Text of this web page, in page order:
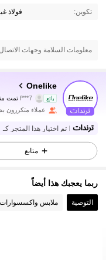
تكوين: فولاذ
معلومات السلامة وجهات الاتصال
Onelike
بائع
f***7تمت
k***4 تتصفح
4.89
86K متابعون
4.89
4.89
عملاء متكررون
تم اختيار هذا المتجر كـ
متابع
ربما يعجبك هذا أيضاً
التوصية ملابس واكسسوارات